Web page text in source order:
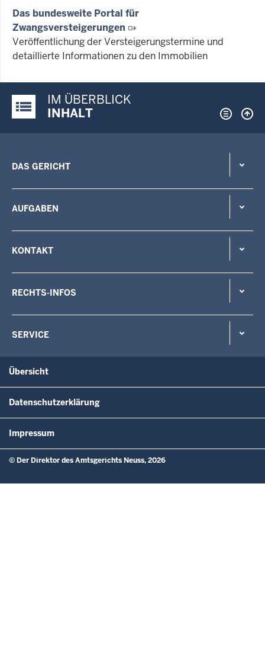
Das bundesweite Portal für
Zwangsversteigerungen
Veröffentlichung der Versteigerungstermine und
detaillierte Informationen zu den Immobilien
Justiz-Portal im Überblick:
IM ÜBERBLICK
INHALT
DAS GERICHT
AUFGABEN
KONTAKT
RECHTS-INFOS
SERVICE
Übersicht
Datenschutzerklärung
Impressum
© Der Direktor des Amtsgerichts Neuss, 2026